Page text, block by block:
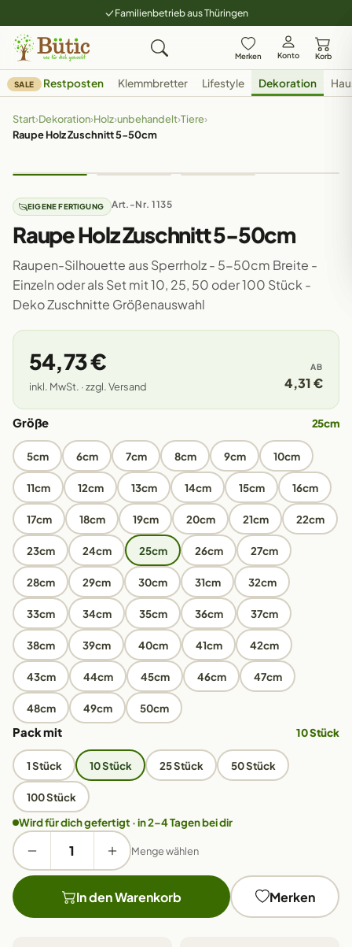
Familienbetrieb aus Thüringen
Merken Konto Korb
SALE Restposten Klemmbretter Lifestyle Dekoration
Start›Dekoration›Holz›unbehandelt›Tiere›
Raupe Holz Zuschnitt 5-50cm
EIGENE FERTIGUNG Art.-Nr. 1135
Raupe Holz Zuschnitt 5-50cm
Raupen-Silhouette aus Sperrholz - 5-50cm Breite -
Einzeln oder als Set mit 10, 25, 50 oder 100 Stück -
Deko Zuschnitte Größenauswahl
54,73 €
inkl. MwSt. · zzgl. Versand
AB
4,31 €
Größe 25cm
5cm 6cm 7cm 8cm 9cm 10cm
11cm 12cm 13cm 14cm 15cm 16cm
17cm 18cm 19cm 20cm 21cm 22cm
23cm 24cm 25cm 26cm 27cm
28cm 29cm 30cm 31cm 32cm
33cm 34cm 35cm 36cm 37cm
38cm 39cm 40cm 41cm 42cm
43cm 44cm 45cm 46cm 47cm
48cm 49cm 50cm
Pack mit 10 Stück
1 Stück 10 Stück 25 Stück 50 Stück
100 Stück
Wird für dich gefertigt · in 2–4 Tagen bei dir
Menge wählen
In den Warenkorb Merken